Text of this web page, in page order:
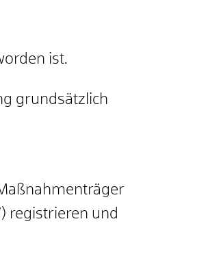
ist.
grundsätzlich
registrieren und